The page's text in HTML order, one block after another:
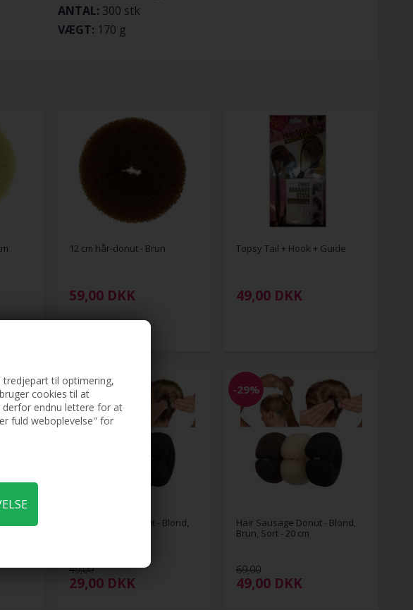
tredjepart til optimering,
cookies til at
derfor endnu lettere for at
fuld weboplevelse" for
ANTAL: 300 stk
VÆGT: 170 g
12 cm hår-donut - Brun
59,00 DKK
Topsy Tail + Hook + Guide
49,00 DKK
hår
-41%
Hair Sausage Donut - Blond,
49,00
29,00 DKK
-29%
Hair Sausage Donut - Blond,
Brun, Sort - 20 cm
69,00
49,00 DKK